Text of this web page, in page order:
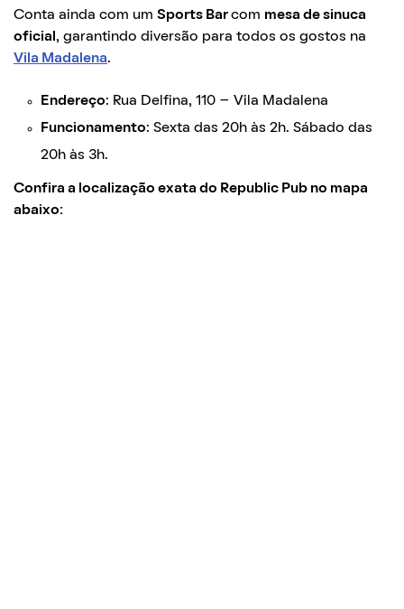
Conta ainda com um Sports Bar com mesa de sinuca
oficial , garantindo diversão para todos os gostos na
Vila Madalena.
Endereço: Rua Delfina, 110 – Vila Madalena
Funcionamento: Sexta das 20h às 2h. Sábado das
20h às 3h.
Confira a localização exata do Republic Pub no mapa
abaixo: